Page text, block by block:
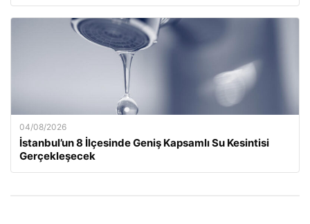
04/08/2026
İstanbul’un 8 İlçesinde Geniş Kapsamlı Su Kesintisi
Gerçekleşecek